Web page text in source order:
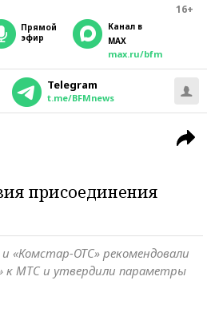
16+
прямой
эфир
Канал в
MAX
max.ru/bfm
Telegram
t.me/BFMnews
присоединения
«Комстар-ОТС» рекомендовали
к МТС и утвердили параметры